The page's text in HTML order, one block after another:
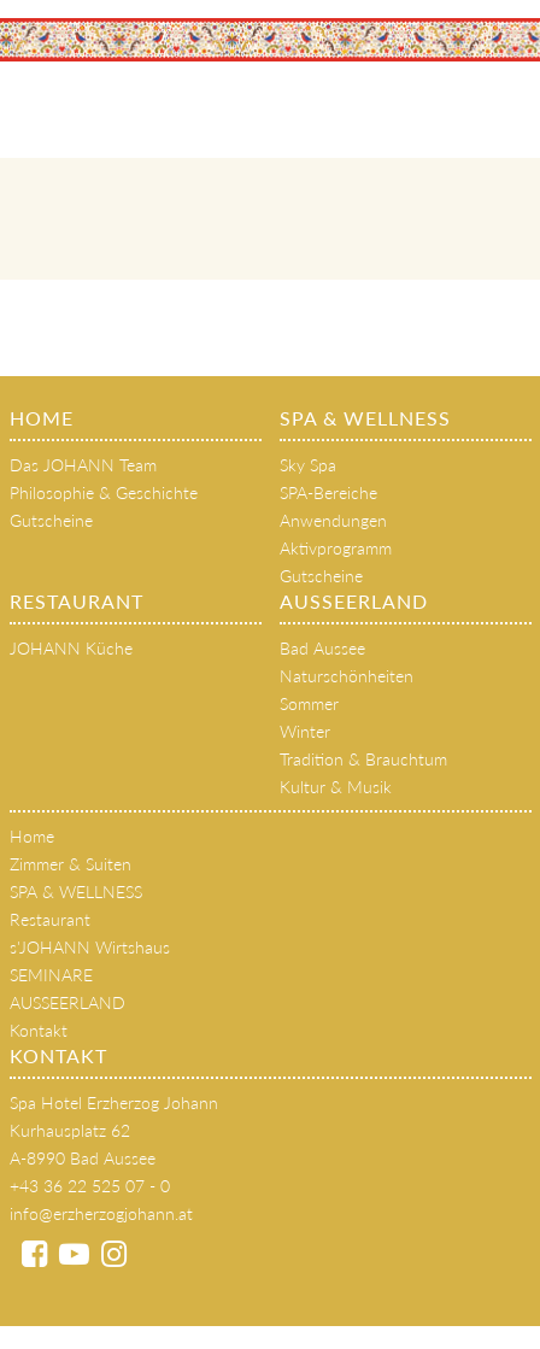
HOME
Das JOHANN Team
Philosophie & Geschichte
Gutscheine
SPA & WELLNESS
Sky Spa
SPA-Bereiche
Anwendungen
Aktivprogramm
Gutscheine
RESTAURANT
JOHANN Küche
AUSSEERLAND
Bad Aussee
Naturschönheiten
Sommer
Winter
Tradition & Brauchtum
Kultur & Musik
Home
Zimmer & Suiten
SPA & WELLNESS
Restaurant
s'JOHANN Wirtshaus
SEMINARE
AUSSEERLAND
Kontakt
KONTAKT
Spa Hotel Erzherzog Johann
Kurhausplatz 62
A-8990 Bad Aussee
+43 36 22 525 07 - 0
info@erzherzogjohann.at